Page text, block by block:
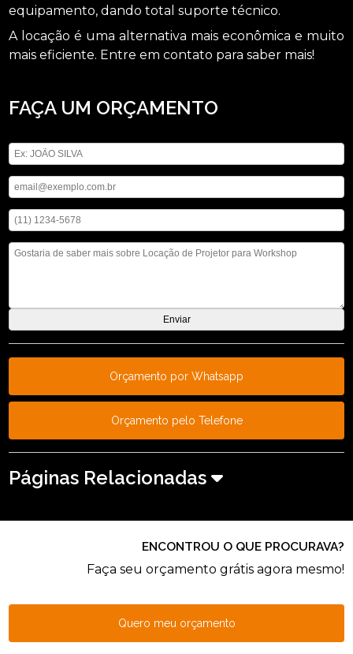
equipamento, dando total suporte técnico.
A locação é uma alternativa mais econômica e muito
mais eficiente. Entre em contato para saber mais!
FAÇA UM ORÇAMENTO
Orçamento por Whatsapp
Orçamento pelo Telefone
Páginas Relacionadas
ENCONTROU O QUE PROCURAVA?
Faça seu orçamento grátis agora mesmo!
Quero meu orçamento